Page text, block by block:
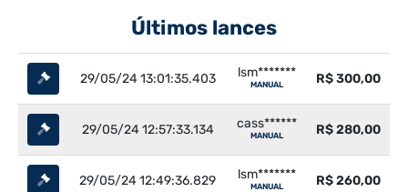
Últimos lances
29/05/24 13:01:35.403 lsm*******
MANUAL R$ 300,00
29/05/24 12:57:33.134 cass******
MANUAL R$ 280,00
29/05/24 12:49:36.829 lsm*******
MANUAL R$ 260,00